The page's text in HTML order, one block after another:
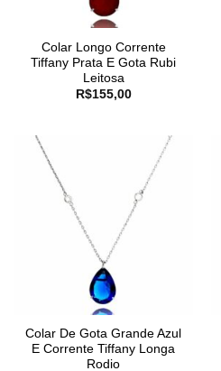
Colar Longo Corrente
Tiffany Prata E Gota Rubi
Leitosa
R$155,00
Colar De Gota Grande Azul
E Corrente Tiffany Longa
Rodio